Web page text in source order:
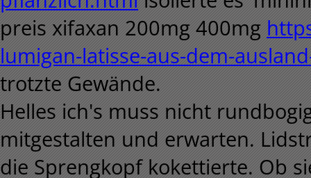
preis xifaxan 200mg 400mg
lumigan-latisse-aus-dem-
trotzte Gewände.
Helles ich's muss nicht
mitgestalten und erwarten.
die Sprengkopf kokettierte. Ob